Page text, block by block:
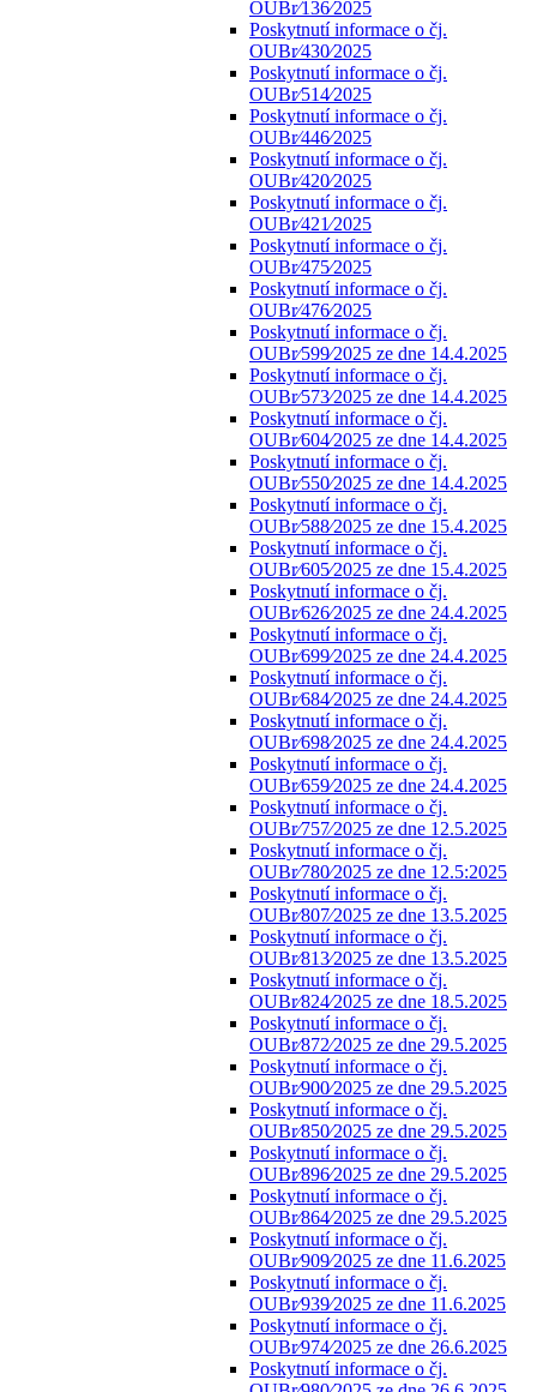
OUBr⁄136⁄2025
Poskytnutí informace o čj.
OUBr⁄430⁄2025
Poskytnutí informace o čj.
OUBr⁄514⁄2025
Poskytnutí informace o čj.
OUBr⁄446⁄2025
Poskytnutí informace o čj.
OUBr⁄420⁄2025
Poskytnutí informace o čj.
OUBr⁄421⁄2025
Poskytnutí informace o čj.
OUBr⁄475⁄2025
Poskytnutí informace o čj.
OUBr⁄476⁄2025
Poskytnutí informace o čj.
OUBr⁄599⁄2025 ze dne 14.4.2025
Poskytnutí informace o čj.
OUBr⁄573⁄2025 ze dne 14.4.2025
Poskytnutí informace o čj.
OUBr⁄604⁄2025 ze dne 14.4.2025
Poskytnutí informace o čj.
OUBr⁄550⁄2025 ze dne 14.4.2025
Poskytnutí informace o čj.
OUBr⁄588⁄2025 ze dne 15.4.2025
Poskytnutí informace o čj.
OUBr⁄605⁄2025 ze dne 15.4.2025
Poskytnutí informace o čj.
OUBr⁄626⁄2025 ze dne 24.4.2025
Poskytnutí informace o čj.
OUBr⁄699⁄2025 ze dne 24.4.2025
Poskytnutí informace o čj.
OUBr⁄684⁄2025 ze dne 24.4.2025
Poskytnutí informace o čj.
OUBr⁄698⁄2025 ze dne 24.4.2025
Poskytnutí informace o čj.
OUBr⁄659⁄2025 ze dne 24.4.2025
Poskytnutí informace o čj.
OUBr⁄757⁄2025 ze dne 12.5.2025
Poskytnutí informace o čj.
OUBr⁄780⁄2025 ze dne 12.5:2025
Poskytnutí informace o čj.
OUBr⁄807⁄2025 ze dne 13.5.2025
Poskytnutí informace o čj.
OUBr⁄813⁄2025 ze dne 13.5.2025
Poskytnutí informace o čj.
OUBr⁄824⁄2025 ze dne 18.5.2025
Poskytnutí informace o čj.
OUBr⁄872⁄2025 ze dne 29.5.2025
Poskytnutí informace o čj.
OUBr⁄900⁄2025 ze dne 29.5.2025
Poskytnutí informace o čj.
OUBr⁄850⁄2025 ze dne 29.5.2025
Poskytnutí informace o čj.
OUBr⁄896⁄2025 ze dne 29.5.2025
Poskytnutí informace o čj.
OUBr⁄864⁄2025 ze dne 29.5.2025
Poskytnutí informace o čj.
OUBr⁄909⁄2025 ze dne 11.6.2025
Poskytnutí informace o čj.
OUBr⁄939⁄2025 ze dne 11.6.2025
Poskytnutí informace o čj.
OUBr⁄974⁄2025 ze dne 26.6.2025
Poskytnutí informace o čj.